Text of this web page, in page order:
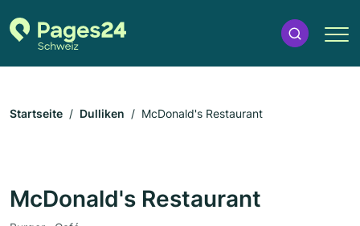
Startseite Dulliken McDonald's Restaurant
McDonald's Restaurant